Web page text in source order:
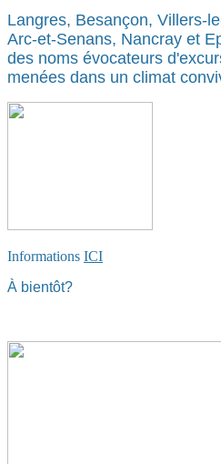
Langres, Besançon, Villers-
Arc-et-Senans, Nancray et
des noms évocateurs
menées dans un climat
Informations ICI
À bientôt?